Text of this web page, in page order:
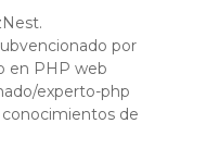
por
en PHP web
experto-php
conocimientos de